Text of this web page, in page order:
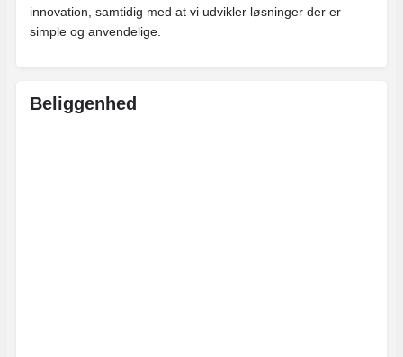
innovation, samtidig med at vi udvikler løsninger der er
simple og anvendelige.
Beliggenhed